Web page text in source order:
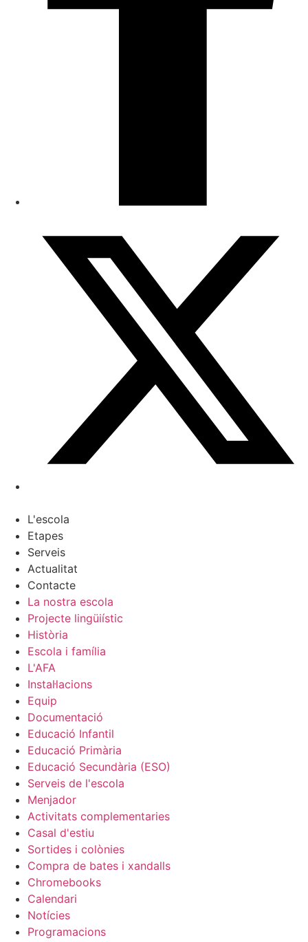
L'escola
Etapes
Serveis
Actualitat
Contacte
La nostra escola
Projecte lingüiístic
Història
Escola i família
L'AFA
Instal·lacions
Equip
Documentació
Educació Infantil
Educació Primària
Educació Secundària (ESO)
Serveis de l'escola
Menjador
Activitats complementaries
Casal d'estiu
Sortides i colònies
Compra de bates i xandalls
Chromebooks
Calendari
Notícies
Programacions